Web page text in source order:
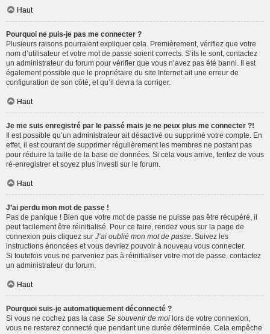
Haut
Pourquoi ne puis-je pas me connecter ?
Plusieurs raisons pourraient expliquer cela. Premièrement, vérifiez que votre
nom d’utilisateur et votre mot de passe soient corrects. S’ils le sont, contactez
un administrateur du forum pour vérifier que vous n’avez pas été banni. Il est
également possible que le propriétaire du site Internet ait une erreur de
configuration de son côté, et qu’il devra la corriger.
Haut
Je me suis enregistré par le passé mais je ne peux plus me connecter ?!
Il est possible qu’un administrateur ait désactivé ou supprimé votre compte. En
effet, il est courant de supprimer régulièrement les membres ne postant pas
pour réduire la taille de la base de données. Si cela vous arrive, tentez de vous
ré-enregistrer et soyez plus investi sur le forum.
Haut
J’ai perdu mon mot de passe !
Pas de panique ! Bien que votre mot de passe ne puisse pas être récupéré, il
peut facilement être réinitialisé. Pour ce faire, rendez vous sur la page de
connexion puis cliquez sur J’ai oublié mon mot de passe . Suivez les
instructions énoncées et vous devriez pouvoir à nouveau vous connecter.
Si toutefois vous ne parveniez pas à réinitialiser votre mot de passe, contactez
un administrateur du forum.
Haut
Pourquoi suis-je automatiquement déconnecté ?
Si vous ne cochez pas la case Se souvenir de moi lors de votre connexion,
vous ne resterez connecté que pendant une durée déterminée. Cela empêche